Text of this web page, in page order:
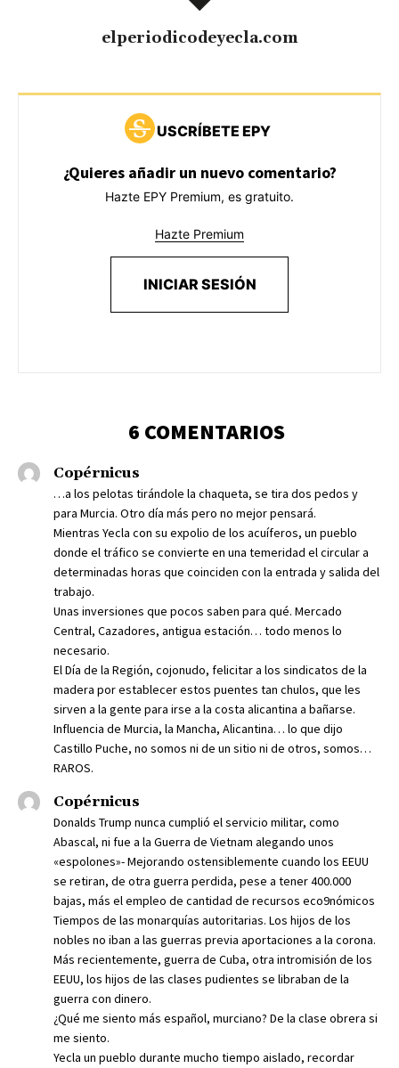
elperiodicodeyecla.com
USCRÍBETE EPY
¿Quieres añadir un nuevo comentario?
Hazte EPY Premium, es gratuito.
Hazte Premium
INICIAR SESIÓN
6 COMENTARIOS
Copérnicus
…a los pelotas tirándole la chaqueta, se tira dos pedos y
para Murcia. Otro día más pero no mejor pensará.
Mientras Yecla con su expolio de los acuíferos, un pueblo
donde el tráfico se convierte en una temeridad el circular a
determinadas horas que coinciden con la entrada y salida del
trabajo.
Unas inversiones que pocos saben para qué. Mercado
Central, Cazadores, antigua estación… todo menos lo
necesario.
El Día de la Región, cojonudo, felicitar a los sindicatos de la
madera por establecer estos puentes tan chulos, que les
sirven a la gente para irse a la costa alicantina a bañarse.
Influencia de Murcia, la Mancha, Alicantina… lo que dijo
Castillo Puche, no somos ni de un sitio ni de otros, somos…
RAROS.
Copérnicus
Donalds Trump nunca cumplió el servicio militar, como
Abascal, ni fue a la Guerra de Vietnam alegando unos
«espolones»- Mejorando ostensiblemente cuando los EEUU
se retiran, de otra guerra perdida, pese a tener 400.000
bajas, más el empleo de cantidad de recursos eco9nómicos
Tiempos de las monarquías autoritarias. Los hijos de los
nobles no iban a las guerras previa aportaciones a la corona.
Más recientemente, guerra de Cuba, otra intromisión de los
EEUU, los hijos de las clases pudientes se libraban de la
guerra con dinero.
¿Qué me siento más español, murciano? De la clase obrera si
me siento.
Yecla un pueblo durante mucho tiempo aislado, recordar